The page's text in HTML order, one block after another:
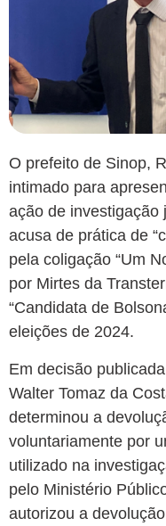
O prefeito de Sinop,
intimado para
ação de investigação
acusa de prática de
pela coligação “Um
por Mirtes da
“Candidata de
eleições de 2024.
Em decisão
Walter Tomaz da
determinou a
voluntariamente por
utilizado na
pelo Ministério
autorizou a